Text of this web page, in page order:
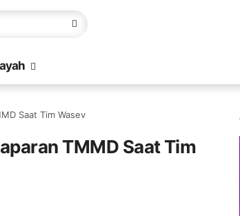
Saat Tim Wasev
TMMD Saat Tim